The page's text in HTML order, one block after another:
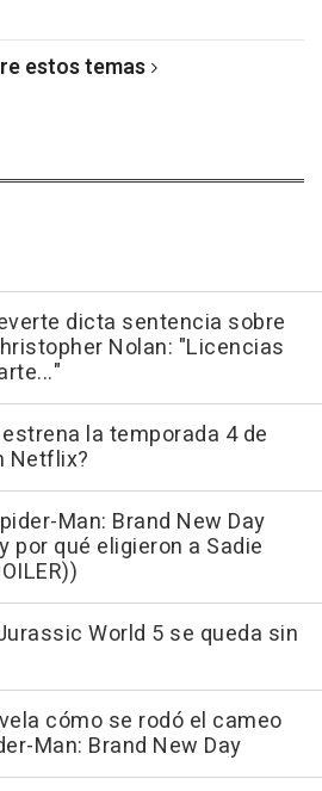
estos temas
dicta sentencia sobre
Nolan: "Licencias
la temporada 4 de
Netflix?
Man: Brand New Day
por qué eligieron a Sadie
World 5 se queda sin
cómo se rodó el cameo
Man: Brand New Day